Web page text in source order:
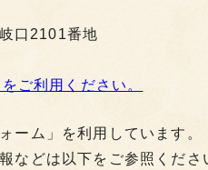
口2101番地
ご利用ください。
ーム」を利用しています。
などは以下をご参照くださ